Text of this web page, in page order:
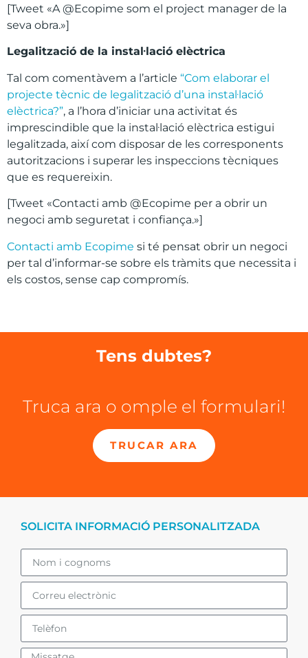
[Tweet «A @Ecopime som el project manager de la
seva obra.»]
Legalització de la instal·lació elèctrica
Tal com comentàvem a l’article “Com elaborar el
projecte tècnic de legalització d’una instal·lació
elèctrica?”, a l’hora d’iniciar una activitat és
imprescindible que la instal·lació elèctrica estigui
legalitzada, així com disposar de les corresponents
autoritzacions i superar les inspeccions tècniques
que es requereixin.
[Tweet «Contacti amb @Ecopime per a obrir un
negoci amb seguretat i confiança.»]
Contacti amb Ecopime si té pensat obrir un negoci
per tal d’informar-se sobre els tràmits que necessita i
els costos, sense cap compromís.
Tens dubtes?
Truca ara o omple el formulari!
TRUCAR ARA
SOLICITA INFORMACIÓ PERSONALITZADA